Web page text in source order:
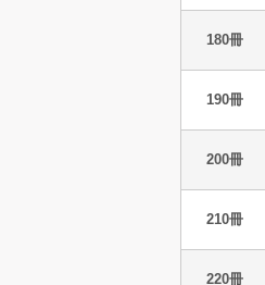
180冊
190冊
200冊
210冊
220冊